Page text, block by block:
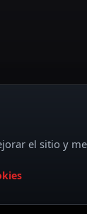
el sitio y